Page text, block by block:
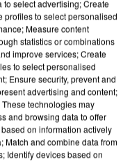
interpellé en
select advertising; Create
profiles to select personalised
Measure content
statistics or combinations
improve services; Create
to select personalised
Ensure security, prevent and
advertising and content;
technologies may
and browsing data to offer
on information actively
Match and combine data from
Identify devices based on